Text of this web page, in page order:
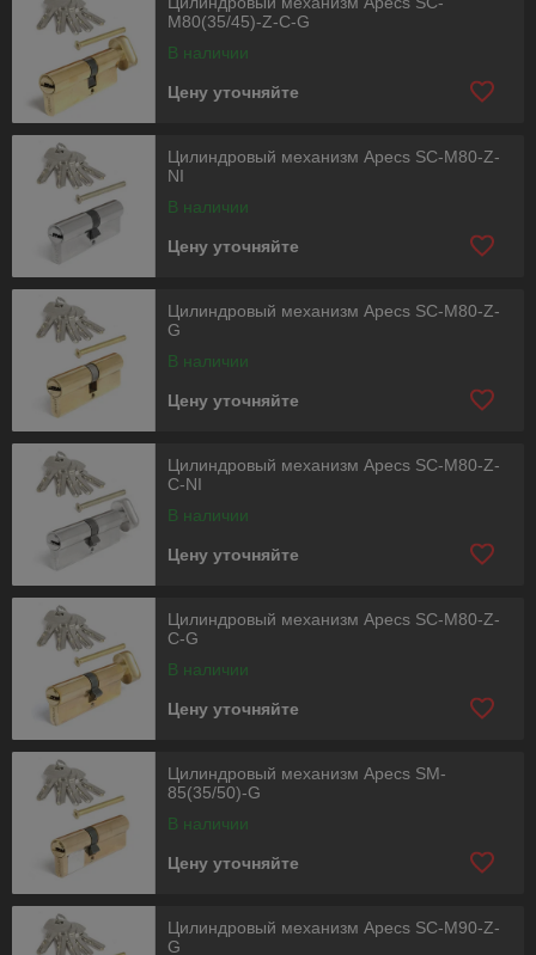
M80(35/45)-Z-C-G
В наличии
Цену уточняйте
Цилиндровый механизм Apecs SC-M80-Z-
NI
В наличии
Цену уточняйте
Цилиндровый механизм Apecs SC-M80-Z-
G
В наличии
Цену уточняйте
Цилиндровый механизм Apecs SC-M80-Z-
C-NI
В наличии
Цену уточняйте
Цилиндровый механизм Apecs SC-M80-Z-
C-G
В наличии
Цену уточняйте
Цилиндровый механизм Apecs SM-
85(35/50)-G
В наличии
Цену уточняйте
Цилиндровый механизм Apecs SC-M90-Z-
G